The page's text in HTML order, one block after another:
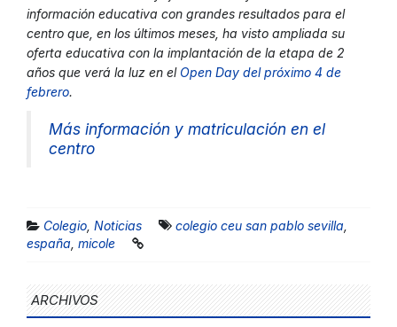
información educativa con grandes resultados para el
centro que, en los últimos meses, ha visto ampliada su
oferta educativa con la implantación de la etapa de 2
años que verá la luz en el Open Day del próximo 4 de
febrero.
Más información y matriculación en el
centro
Colegio Noticias colegio ceu san pablo sevilla
españa micole
ARCHIVOS